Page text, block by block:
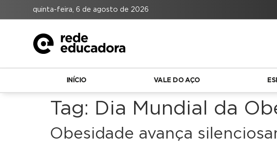
quinta-feira, 6 de agosto de 2026
INÍCIO VALE DO AÇO
Tag: Dia Mundial da
Obesidade avança